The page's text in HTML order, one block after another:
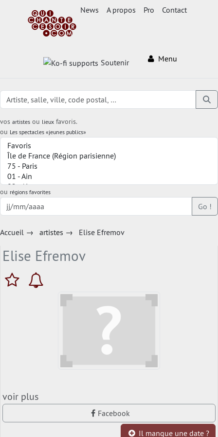
News A propos Pro Contact
Soutenir Menu
vos artistes ou lieux favoris.
ou Les spectacles «jeunes publics»
ou régions favorites
Go !
Accueil → artistes → Elise Efremov
Elise Efremov
voir plus
Facebook
Il manque une date ?